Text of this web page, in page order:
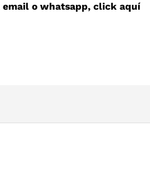
email o whatsapp, click aquí